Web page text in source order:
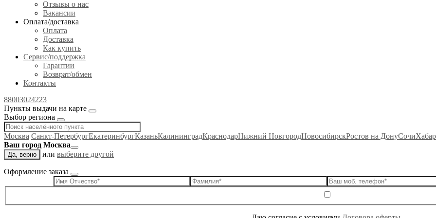
Отзывы о нас
Вакансии
Оплата/доставка
Оплата
Доставка
Как купить
Сервис/поддержка
Гарантии
Возврат/обмен
Контакты
88003024223
Пункты выдачи на карте
Выбор региона
Москва Санкт-ПетербургЕкатеринбургКазаньКалининградКраснодарНижний НовгородНовосибирскРостов на ДонуСочи
Ваш город Москва
Да, верно или выберите другой
Оформление заказа